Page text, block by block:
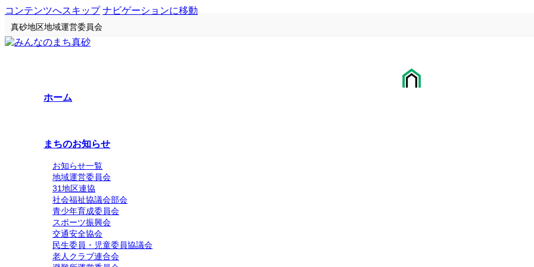
コンテンツへスキップ ナビゲーションに移動
真砂地区地域運営委員会
ホーム
まちのお知らせ
お知らせ一覧
地域運営委員会
31地区連協
社会福祉協議会部会
青少年育成委員会
スポーツ振興会
交通安全協会
民生委員・児童委員協議会
老人クラブ連合会